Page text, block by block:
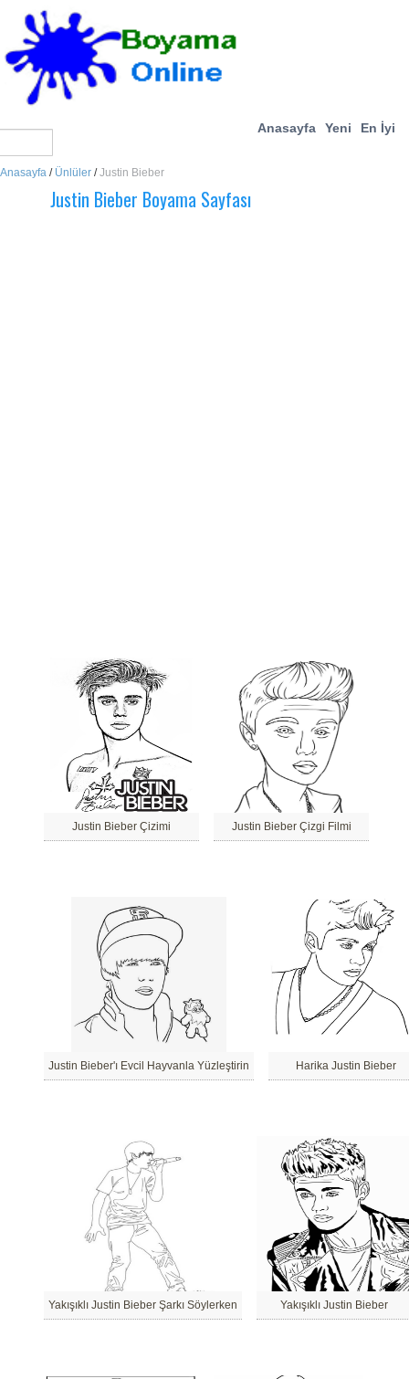
Anasayfa Yeni En İyi
Anasayfa / Ünlüler /Justin Bieber
Justin Bieber Boyama Sayfası
Justin Bieber Çizimi Justin Bieber Çizgi Filmi
Justin Bieber'ı Evcil Hayvanla Yüzleştirin Harika Justin Bieber
Yakışıklı Justin Bieber Şarkı Söylerken Yakışıklı Justin Bieber